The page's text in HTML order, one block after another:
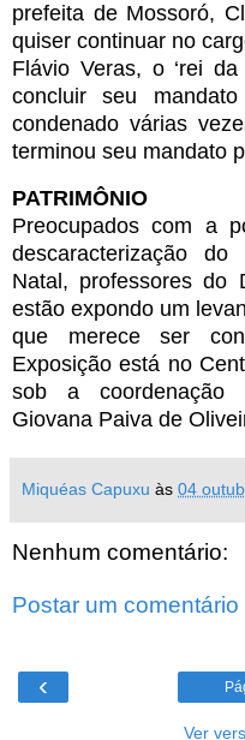
prefeita de Mossoró,
quiser continuar no
Flávio Veras, o ‘rei
concluir seu
condenado várias
terminou seu mandato
PATRIMÔNIO
Preocupados com a
descaracterização do
Natal, professores do
estão expondo um
que merece ser
Exposição está no
sob a coordenação
Giovana Paiva de
Miquéas Capuxu às 04
Nenhum comentário:
Postar um comentário
‹
Ver